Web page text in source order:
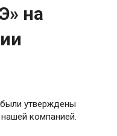
на
утверждены
компанией.